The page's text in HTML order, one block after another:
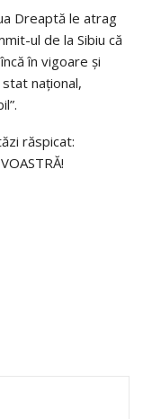
Dreaptă le atrag
ul de la Sibiu că
în vigoare şi
naţional,
răspicat: